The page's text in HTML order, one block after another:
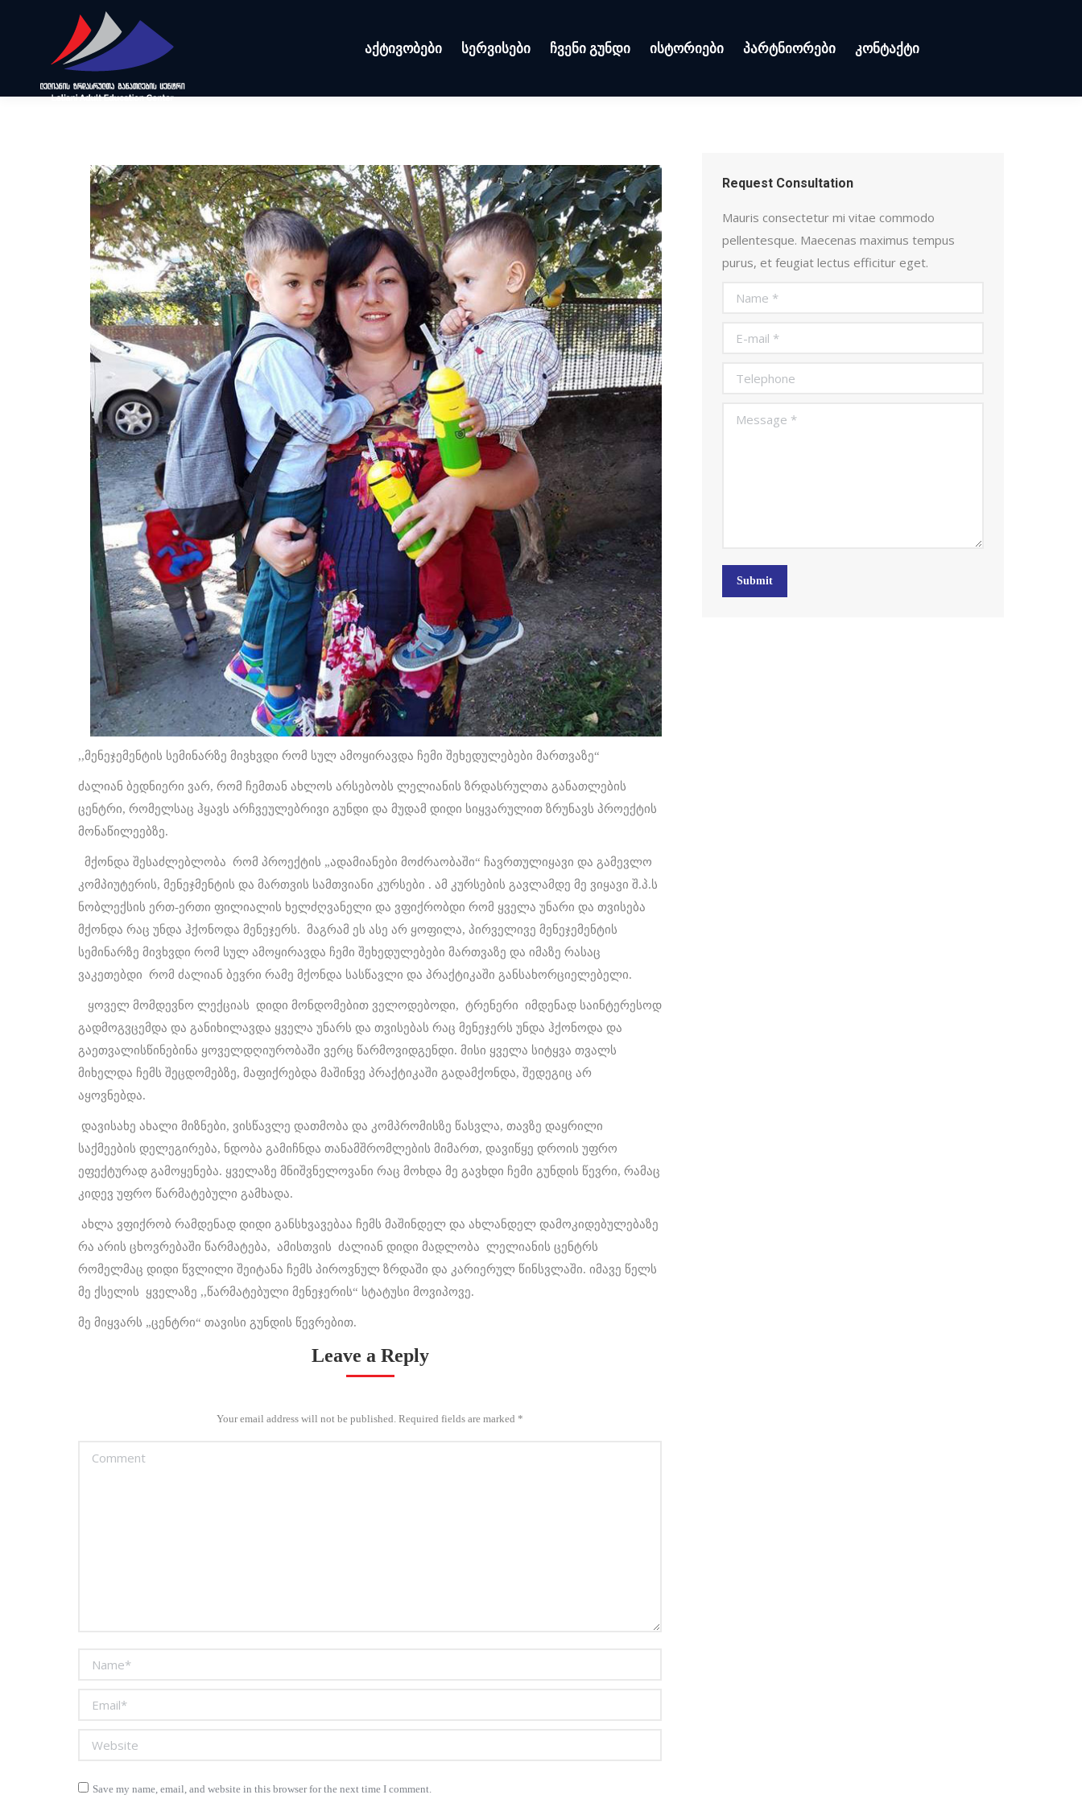
აქტივობები სერვისები ჩვენი გუნდი ისტორიები პარტნიორები კონტაქტი
,,მენეჯემენტის სემინარზე მივხვდი რომ სულ ამოყირავდა ჩემი შეხედულებები მართვაზე“
ძალიან ბედნიერი ვარ, რომ ჩემთან ახლოს არსებობს ლელიანის ზრდასრულთა განათლების
ცენტრი, რომელსაც ჰყავს არჩვეულებრივი გუნდი და მუდამ დიდი სიყვარულით ზრუნავს პროექტის
მონაწილეებზე.
მქონდა შესაძლებლობა რომ პროექტის „ადამიანები მოძრაობაში“ ჩავრთულიყავი და გამევლო
კომპიუტერის, მენეჯმენტის და მართვის სამთვიანი კურსები . ამ კურსების გავლამდე მე ვიყავი შ.პ.ს
ნობლექსის ერთ-ერთი ფილიალის ხელძღვანელი და ვფიქრობდი რომ ყველა უნარი და თვისება
მქონდა რაც უნდა ჰქონოდა მენეჯერს. მაგრამ ეს ასე არ ყოფილა, პირველივე მენეჯემენტის
სემინარზე მივხვდი რომ სულ ამოყირავდა ჩემი შეხედულებები მართვაზე და იმაზე რასაც
ვაკეთებდი რომ ძალიან ბევრი რამე მქონდა სასწავლი და პრაქტიკაში განსახორციელებელი.
ყოველ მომდევნო ლექციას დიდი მონდომებით ველოდებოდი, ტრენერი იმდენად საინტერესოდ
გადმოგვცემდა და განიხილავდა ყველა უნარს და თვისებას რაც მენეჯერს უნდა ჰქონოდა და
გაეთვალისწინებინა ყოველდღიურობაში ვერც წარმოვიდგენდი. მისი ყველა სიტყვა თვალს
მიხელდა ჩემს შეცდომებზე, მაფიქრებდა მაშინვე პრაქტიკაში გადამქონდა, შედეგიც არ
აყოვნებდა.
დავისახე ახალი მიზნები, ვისწავლე დათმობა და კომპრომისზე წასვლა, თავზე დაყრილი
საქმეების დელეგირება, ნდობა გამიჩნდა თანამშრომლების მიმართ, დავიწყე დროის უფრო
ეფექტურად გამოყენება. ყველაზე მნიშვნელოვანი რაც მოხდა მე გავხდი ჩემი გუნდის წევრი, რამაც
კიდევ უფრო წარმატებული გამხადა.
ახლა ვფიქრობ რამდენად დიდი განსხვავებაა ჩემს მაშინდელ და ახლანდელ დამოკიდებულებაზე
რა არის ცხოვრებაში წარმატება, ამისთვის ძალიან დიდი მადლობა ლელიანის ცენტრს
რომელმაც დიდი წვლილი შეიტანა ჩემს პიროვნულ ზრდაში და კარიერულ წინსვლაში. იმავე წელს
მე ქსელის ყველაზე ,,წარმატებული მენეჯერის“ სტატუსი მოვიპოვე.
მე მიყვარს „ცენტრი“ თავისი გუნდის წევრებით.
Leave a Reply
Your email address will not be published. Required fields are marked *
Comment
Name *
Email *
Website
Save my name, email, and website in this browser for the next time I comment.
Request Consultation
Mauris consectetur mi vitae commodo
pellentesque. Maecenas maximus tempus
purus, et feugiat lectus efficitur eget.
Name *
E-mail *
Telephone
Message *
Submit